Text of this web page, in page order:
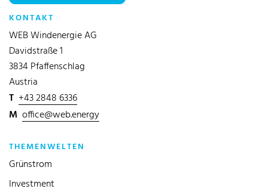
KONTAKT
WEB Windenergie AG
Davidstraße 1
3834 Pfaffenschlag
Austria
T +43 2848 6336
M office@web.energy
THEMENWELTEN
Grünstrom
Investment